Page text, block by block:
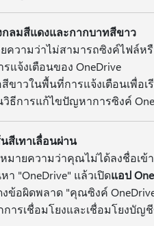
กลมสีแดงและกากบาทสีขาว
วามว่าไม่สามารถซิงค์ไฟล์ห
แจ้งเตือนของ OneDrive
ขาวในพื้นที่การแจ้งเตือนเพื่อเ
ธีการแก้ไขปัญหาการซิงค์
สีเทาเลื่อนผ่าน
มายความว่าคุณไม่ได้ลงชื่อเข้
า "OneDrive" แล้วเปิดแอป
อผิดพลาด "คุณซิงค์
ารเชื่อมโยงและเชื่อมโยงบั